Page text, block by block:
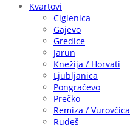
Kvartovi
Ciglenica
Gajevo
Gredice
Jarun
Knežija / Horvati
Ljubljanica
Pongračevo
Prečko
Remiza / Vurovčica
Rudeš